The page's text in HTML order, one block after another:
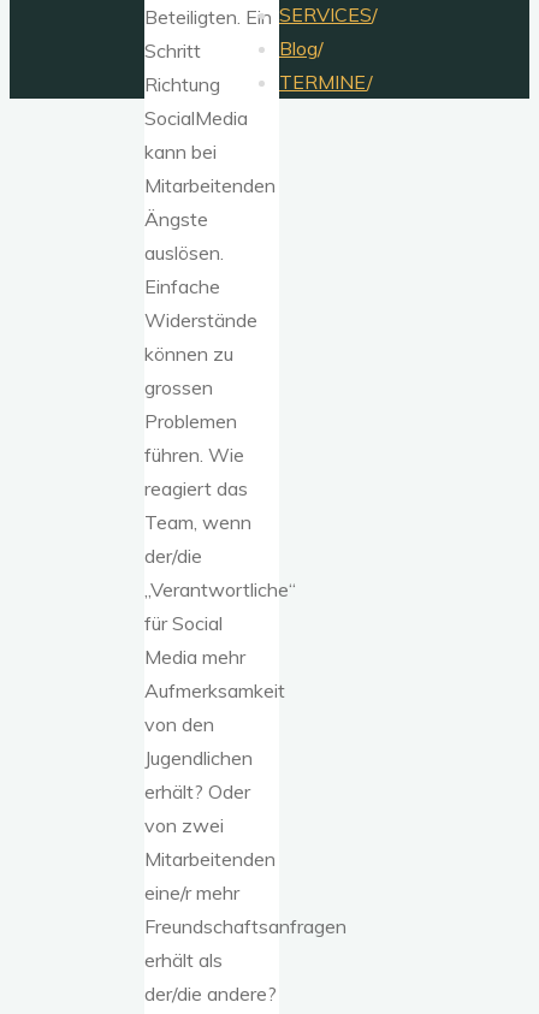
Beteiligten. Ein
Schritt
Richtung
SocialMedia
kann bei
Mitarbeitenden
Ängste
auslösen.
Einfache
Widerstände
können zu
grossen
Problemen
führen. Wie
reagiert das
Team, wenn
der/die
„Verantwortliche“
für Social
Media mehr
Aufmerksamkeit
von den
Jugendlichen
erhält? Oder
von zwei
Mitarbeitenden
eine/r mehr
Freundschaftsanfragen
erhält als
der/die andere?
SERVICES/
Blog/
TERMINE/